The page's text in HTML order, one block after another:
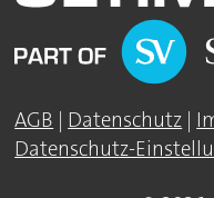
AGB | Datenschutz |
Datenschutz-